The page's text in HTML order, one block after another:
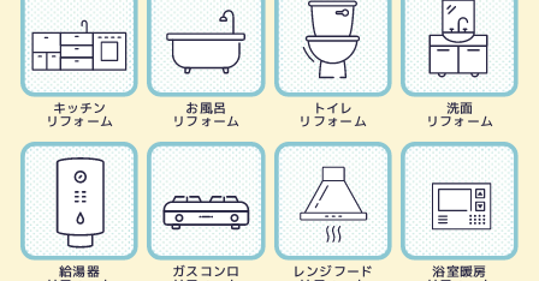
キッチン
リフォーム
お風呂
リフォーム
トイレ
リフォーム
洗面
リフォーム
給湯器 ガスコンロ レンジフード 浴室暖房